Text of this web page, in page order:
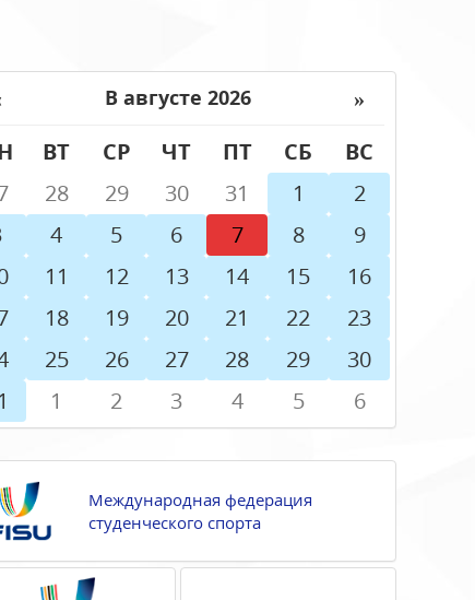
В августе 2026
»
ВТ СР ЧТ ПТ СБ
ВС
28 29 30 31 1
2
4 5 6 7 8
9
11 12 13 14 15
16
18 19 20 21 22
23
25 26 27 28 29
30
1 2 3 4 5 6
Международная федерация
студенческого спорта